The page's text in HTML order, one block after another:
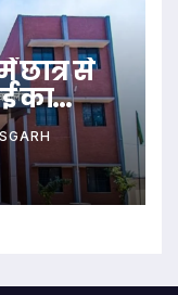
छात्र से
का
जबड़ा…